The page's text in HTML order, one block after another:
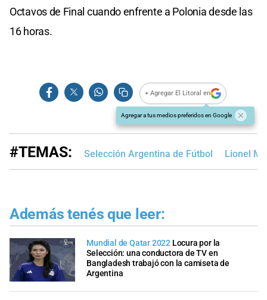
Octavos de Final cuando enfrente a Polonia desde las
16 horas.
+ Agregar El Litoral en
Agregar a tus medios preferidos en Google
#TEMAS: Selección Argentina de Fútbol Lionel
Además tenés que leer:
Mundial de Qatar 2022 Locura por la
Selección: una conductora de TV en
Bangladesh trabajó con la camiseta de
Argentina